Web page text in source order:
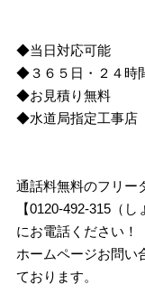
◆当日対応可能
◆３６５日・２４時
◆お見積り無料
◆水道局指定工事店
通話料無料のフリー
【0120-492-315（
にお電話ください！
ホームページお問い
ております。